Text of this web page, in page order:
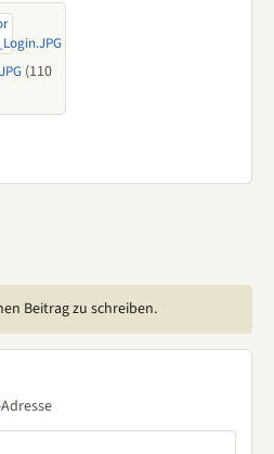
(110
Beitrag zu schreiben.